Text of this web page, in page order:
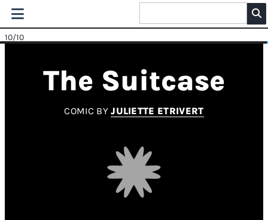
10/10
The Suitcase
COMIC BYJULIETTE ETRIVERT